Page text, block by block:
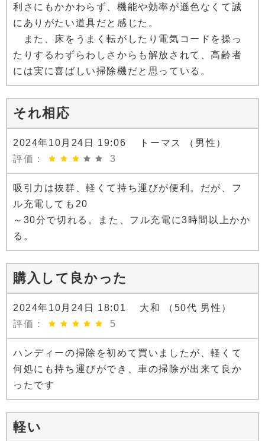
利さにもかかわらず、機能や効率が遜色なくて誠
にありがたい道具だと感じた。
また、床をうまく転がしたり電気コードを操っ
たりするわずらわしさからも解放されて、高齢者
には実に喜ばしい掃除機だと思っている。
それ相応
2024年10月24日 19:06 トーマス （男性）
評価：
3
吸引力は抜群、軽くて持ち運びが便利。だが、フ
ル充電しても20
～30分で切れる。また、フル充電に3時間以上かか
る。
購入して良かった
2024年10月24日 18:01 大和 （50代 男性）
評価：
5
ハンディーの掃除を初めて買いましたが、軽くて
何処にも持ち運びができ、車の掃除が出来て良か
ったです
軽い